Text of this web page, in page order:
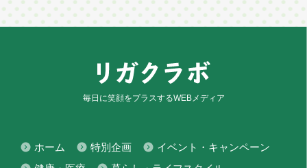
毎日に笑顔をプラスするWEBメディア
ホーム 特別企画
イベント・キャンペーン